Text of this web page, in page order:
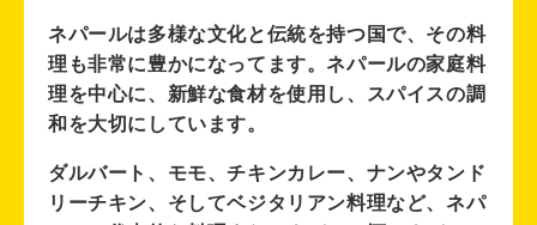
ネパールは多様な文化と伝統を持つ国で、その料
理も非常に豊かになってます。ネパールの家庭料
理を中心に、新鮮な食材を使用し、スパイスの調
和を大切にしています。
ダルバート、モモ、チキンカレー、ナンやタンド
リーチキン、そしてベジタリアン料理など、ネパ